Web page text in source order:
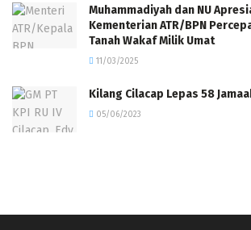
Muhammadiyah dan NU
Kementerian ATR/BPN
Tanah Wakaf Milik Umat
11/03/2025
Kilang Cilacap Lepas 58
05/06/2023